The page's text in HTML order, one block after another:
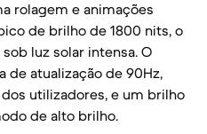
rolagem e animações
de brilho de 1800 nits, o
luz solar intensa. O
de atualização de 90Hz,
utilizadores, e um brilho
de alto brilho.